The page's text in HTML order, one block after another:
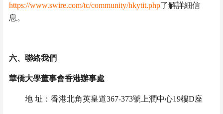
https://www.swire.com/tc/community/hkytit.php了解詳細信
息。
六、聯絡我們
華僑大學董事會香港辦事處
地 址：香港北角英皇道367-373號上潤中心19樓D座